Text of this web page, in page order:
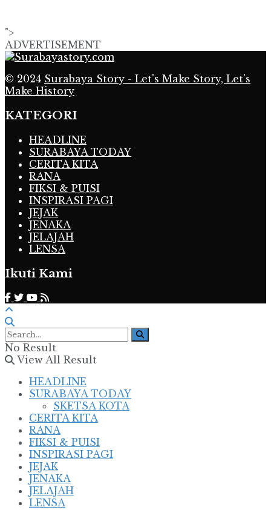
">
ADVERTISEMENT
© 2024 Surabaya Story - Let's Make Story, Let's
Make History
KATEGORI
HEADLINE
SURABAYA TODAY
CERITA KITA
RANA
FIKSI & PUISI
INSPIRASI PAGI
JEJAK
JENAKA
JELAJAH
LENSA
Ikuti Kami
No Result
View All Result
HEADLINE
SURABAYA TODAY
SKETSA KOTA
CERITA KITA
RANA
FIKSI & PUISI
INSPIRASI PAGI
JEJAK
JENAKA
JELAJAH
LENSA